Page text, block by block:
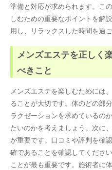
準備と対応が求められます。こ
しむための重要なポイントを解
用し、リラックスした時間を過
メンズエステを正しく
べきこと
メンズエステを楽しむためには
ることが大切です。体のどの部
ラクゼーションを求めているの
たいのかを考えましょう。次に
が重要です。口コミや評判を確
確であることを確認してくださ
ことが最も重要です。施術者に